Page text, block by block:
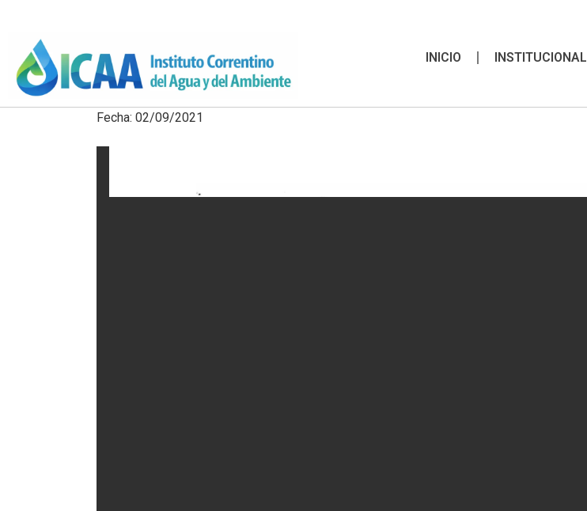
INICIO INSTITUCIONAL
Fecha: 02/09/2021